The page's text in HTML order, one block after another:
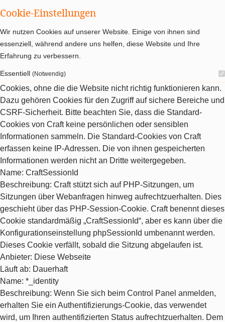
Cookie-Einstellungen
Wir nutzen Cookies auf unserer Website. Einige von ihnen sind
essenziell, während andere uns helfen, diese Website und Ihre
Erfahrung zu verbessern.
Essentiell (Notwendig)
Cookies, ohne die die Website nicht richtig funktionieren kann.
Dazu gehören Cookies für den Zugriff auf sichere Bereiche und
CSRF-Sicherheit. Bitte beachten Sie, dass die Standard-
Cookies von Craft keine persönlichen oder sensiblen
Informationen sammeln. Die Standard-Cookies von Craft
erfassen keine IP-Adressen. Die von ihnen gespeicherten
Informationen werden nicht an Dritte weitergegeben.
Name: CraftSessionId
Beschreibung: Craft stützt sich auf PHP-Sitzungen, um
Sitzungen über Webanfragen hinweg aufrechtzuerhalten. Dies
geschieht über das PHP-Session-Cookie. Craft benennt dieses
Cookie standardmäßig „CraftSessionId“, aber es kann über die
Konfigurationseinstellung phpSessionId umbenannt werden.
Dieses Cookie verfällt, sobald die Sitzung abgelaufen ist.
Anbieter: Diese Webseite
Läuft ab: Dauerhaft
Name: *_identity
Beschreibung: Wenn Sie sich beim Control Panel anmelden,
erhalten Sie ein Authentifizierungs-Cookie, das verwendet
wird, um Ihren authentifizierten Status aufrechtzuerhalten. Dem